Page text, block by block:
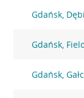
Gdańsk,
Gdańsk,
Gdańsk,